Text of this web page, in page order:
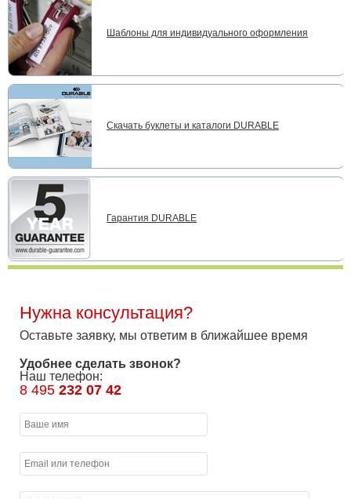
Шаблоны для индивидуального оформления
Скачать буклеты и каталоги DURABLE
Гарантия DURABLE
Нужна консультация?
Оставьте заявку, мы ответим в ближайшее время
Удобнее сделать звонок?
Наш телефон:
8 495 232 07 42